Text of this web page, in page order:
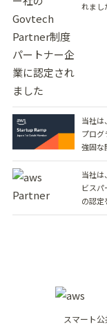
れまし
当社は
プログ
強固な
当社は
ビスパ
の認定
スマート